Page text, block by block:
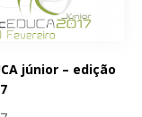
júnior – edição